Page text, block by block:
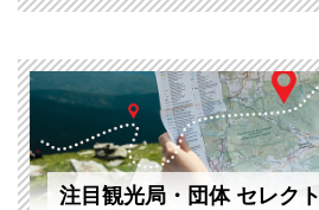
注目観光局・団体 セレクト